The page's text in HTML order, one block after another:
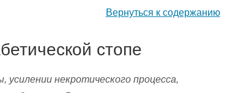
Вернуться к содержанию
стопе
некротического процесса,